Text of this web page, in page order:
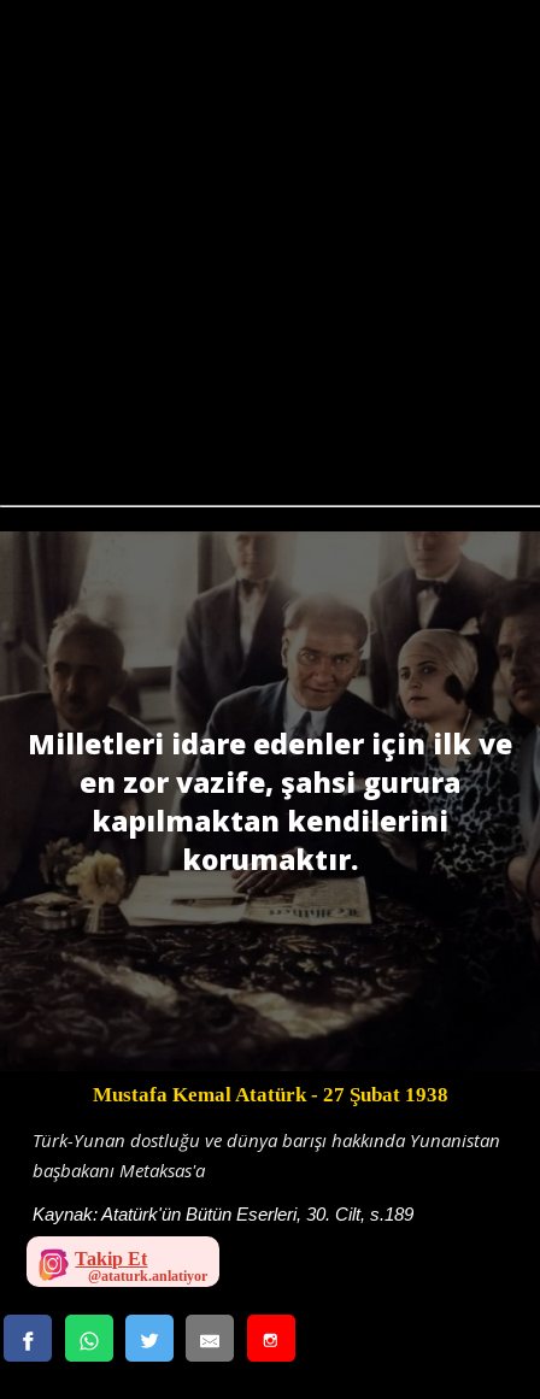
Milletleri idare edenler için ilk ve
en zor vazife, şahsi gurura
kapılmaktan kendilerini
korumaktır.
Mustafa Kemal Atatürk- 27 Şubat 1938
Türk-Yunan dostluğu ve dünya barışı hakkında Yunanistan
başbakanı Metaksas'a
Kaynak:Atatürk'ün Bütün Eserleri, 30. Cilt, s.189
Takip Et